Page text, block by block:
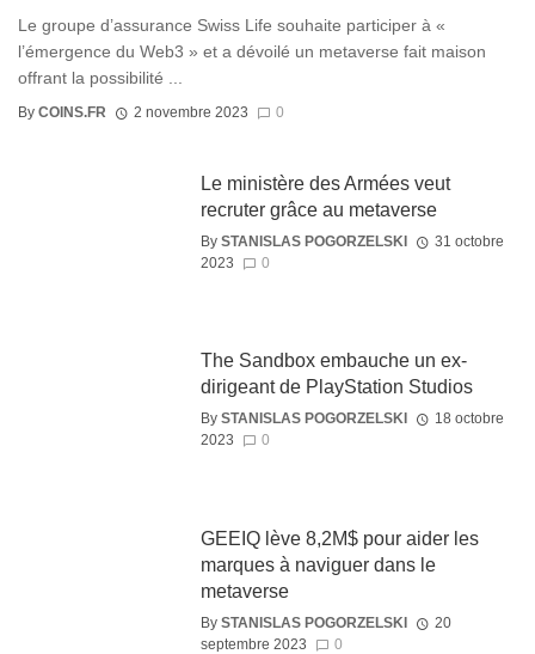
Le groupe d’assurance Swiss Life souhaite participer à «
l’émergence du Web3 » et a dévoilé un metaverse fait maison
offrant la possibilité ...
By COINS.FR 2 novembre 2023 0
Le ministère des Armées veut
recruter grâce au metaverse
By STANISLAS POGORZELSKI
31 octobre
2023
0
The Sandbox embauche un ex-
dirigeant de PlayStation Studios
By STANISLAS POGORZELSKI
18 octobre
2023
0
GEEIQ lève 8,2M$ pour aider les
marques à naviguer dans le
metaverse
By STANISLAS POGORZELSKI
20
septembre 2023
0